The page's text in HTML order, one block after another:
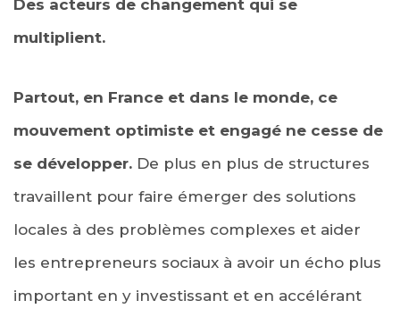
Des acteurs de changement qui se
multiplient.
Partout, en France et dans le monde, ce
mouvement optimiste et engagé ne cesse de
se développer. De plus en plus de structures
travaillent pour faire émerger des solutions
locales à des problèmes complexes et aider
les entrepreneurs sociaux à avoir un écho plus
important en y investissant et en accélérant